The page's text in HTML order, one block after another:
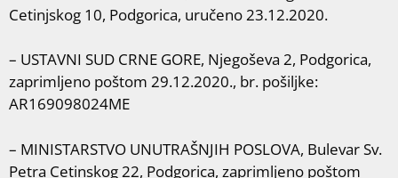
Cetinjskog 10, Podgorica, uručeno 23.12.2020.
– USTAVNI SUD CRNE GORE, Njegoševa 2, Podgorica,
zaprimljeno poštom 29.12.2020., br. pošiljke:
AR169098024ME
– MINISTARSTVO UNUTRAŠNJIH POSLOVA, Bulevar Sv.
Petra Cetinskog 22, Podgorica, zaprimljeno poštom